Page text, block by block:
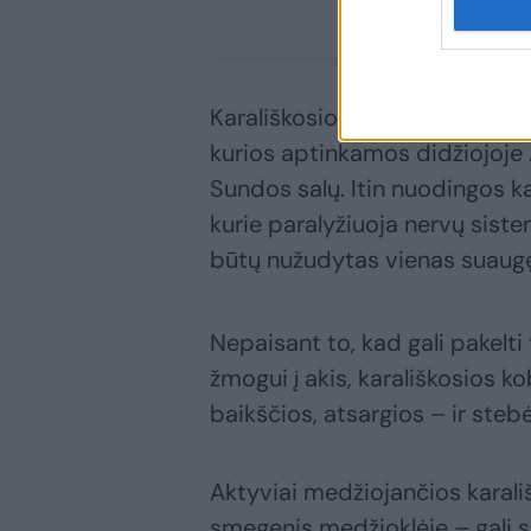
Karališkosios kobros yra
kurios aptinkamos didžiojoje
Sundos salų. Itin nuodingos
kurie paralyžiuoja nervų
būtų nužudytas vienas
Nepaisant to, kad gali
žmogui į akis, karališkosios
baikščios, atsargios – ir
Aktyviai medžiojančios